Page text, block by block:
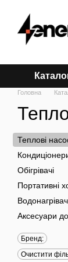
Головна
Теплові
Обігрівачі
Портативні
Аксесуари до
Бренд:
Очистити